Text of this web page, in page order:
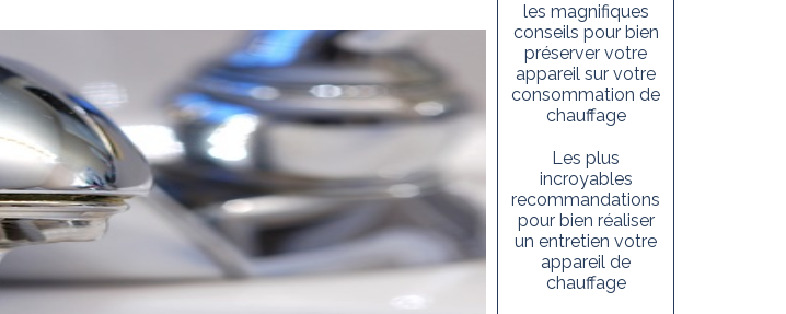
les magnifiques
conseils pour bien
préserver votre
appareil sur votre
consommation de
chauffage
Les plus
incroyables
recommandations
pour bien réaliser
un entretien votre
appareil de
chauffage